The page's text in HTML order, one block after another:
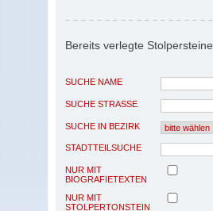
Bereits verlegte Stolpersteine
SUCHE NAME
SUCHE STRASSE
SUCHE IN BEZIRK
STADTTEILSUCHE
NUR MIT
BIOGRAFIETEXTEN
NUR MIT
STOLPERTONSTEIN